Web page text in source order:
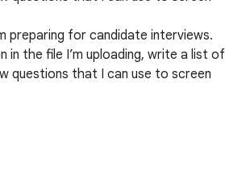
preparing for candidate interviews.
in the file I’m uploading, write a list of
questions that I can use to screen